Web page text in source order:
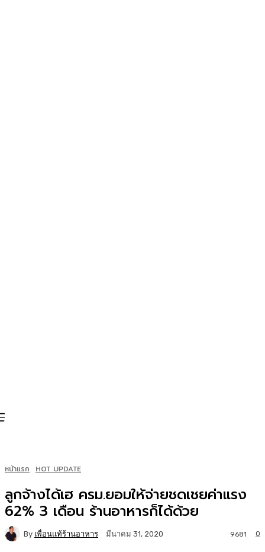
หน้าแรก HOT UPDATE
ลูกจ้างได้เฮ ครม.ยอมให้จ่ายชดเชยค่าแรง
62% 3 เดือน ร้านอาหารก็ได้ด้วย
By เพื่อนแท้ร้านอาหาร มีนาคม 31, 2020 0
9681